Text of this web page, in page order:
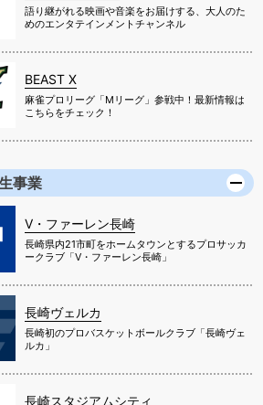
語り継がれる映画や音楽をお届けする、大人のた
めのエンタテインメントチャンネル
BEAST X
麻雀プロリーグ「Mリーグ」参戦中！最新情報は
こちらをチェック！
事業
V・ファーレン長崎
長崎県内21市町をホームタウンとするプロサッカ
ークラブ「V・ファーレン長崎」
長崎ヴェルカ
長崎初のプロバスケットボールクラブ「長崎ヴェ
ルカ」
長崎スタジアムシティ